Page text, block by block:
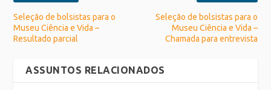
Seleção de bolsistas para o
Museu Ciência e Vida –
Resultado parcial
Seleção de bolsistas para o
Museu Ciência e Vida –
Chamada para entrevista
ASSUNTOS RELACIONADOS